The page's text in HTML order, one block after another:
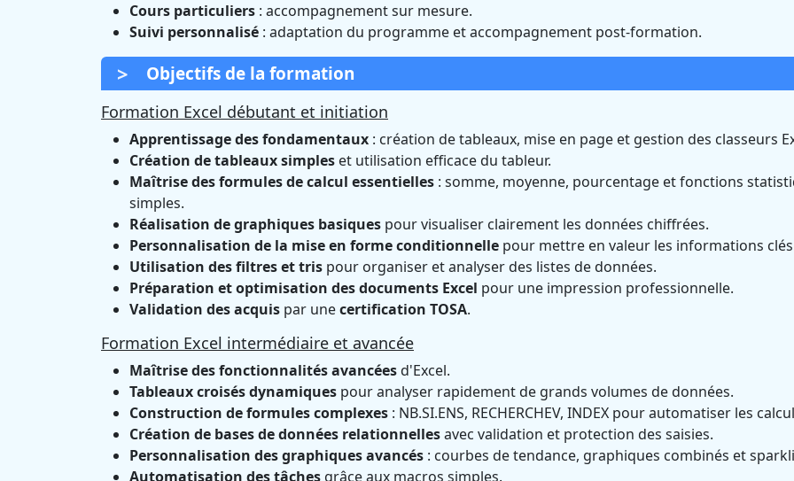
Cours particuliers : accompagnement sur mesure.
Suivi personnalisé : adaptation du programme et accompagnement post-formation.
Objectifs de la formation
Formation Excel débutant et initiation
Apprentissage des fondamentaux : création de tableaux, mise en page et gestion des classeurs
Création de tableaux simples et utilisation efficace du tableur.
Maîtrise des formules de calcul essentielles : somme, moyenne, pourcentage et fonctions
simples.
Réalisation de graphiques basiques pour visualiser clairement les données chiffrées.
Personnalisation de la mise en forme conditionnelle pour mettre en valeur les informations
Utilisation des filtres et tris pour organiser et analyser des listes de données.
Préparation et optimisation des documents Excel pour une impression professionnelle.
Validation des acquis par unecertification TOSA.
Formation Excel intermédiaire et avancée
Maîtrise des fonctionnalités avancéesd'Excel.
Tableaux croisés dynamiques pour analyser rapidement de grands volumes de données.
Construction de formules complexes : NB.SI.ENS, RECHERCHEV, INDEX pour automatiser les
Création de bases de données relationnellesavec validation et protection des saisies.
Personnalisation des graphiques avancés : courbes de tendance, graphiques combinés et
Automatisation des tâches grâce aux macros simples.